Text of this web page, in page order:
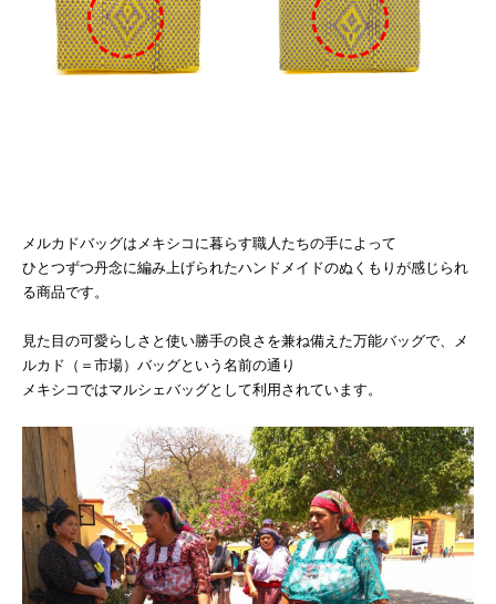
メルカドバッグはメキシコに暮らす職人たちの手によって
ひとつずつ丹念に編み上げられたハンドメイドのぬくもりが感じられ
る商品です。
見た目の可愛らしさと使い勝手の良さを兼ね備えた万能バッグで、メ
ルカド（＝市場）バッグという名前の通り
メキシコではマルシェバッグとして利用されています。